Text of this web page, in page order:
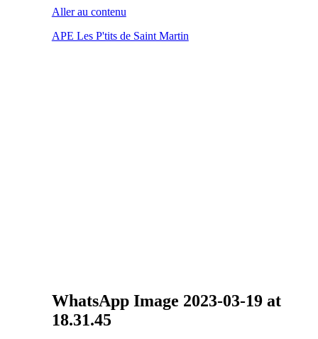
Aller au contenu
APE Les P'tits de Saint Martin
WhatsApp Image 2023-03-19 at
18.31.45